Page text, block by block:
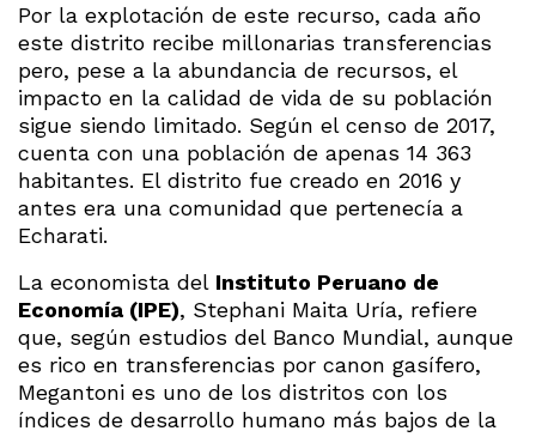
Por la explotación de este recurso, cada año
este distrito recibe millonarias transferencias
pero, pese a la abundancia de recursos, el
impacto en la calidad de vida de su población
sigue siendo limitado. Según el censo de 2017,
cuenta con una población de apenas 14 363
habitantes. El distrito fue creado en 2016 y
antes era una comunidad que pertenecía a
Echarati.
La economista del Instituto Peruano de
Economía (IPE), Stephani Maita Uría, refiere
que, según estudios del Banco Mundial, aunque
es rico en transferencias por canon gasífero,
Megantoni es uno de los distritos con los
índices de desarrollo humano más bajos de la